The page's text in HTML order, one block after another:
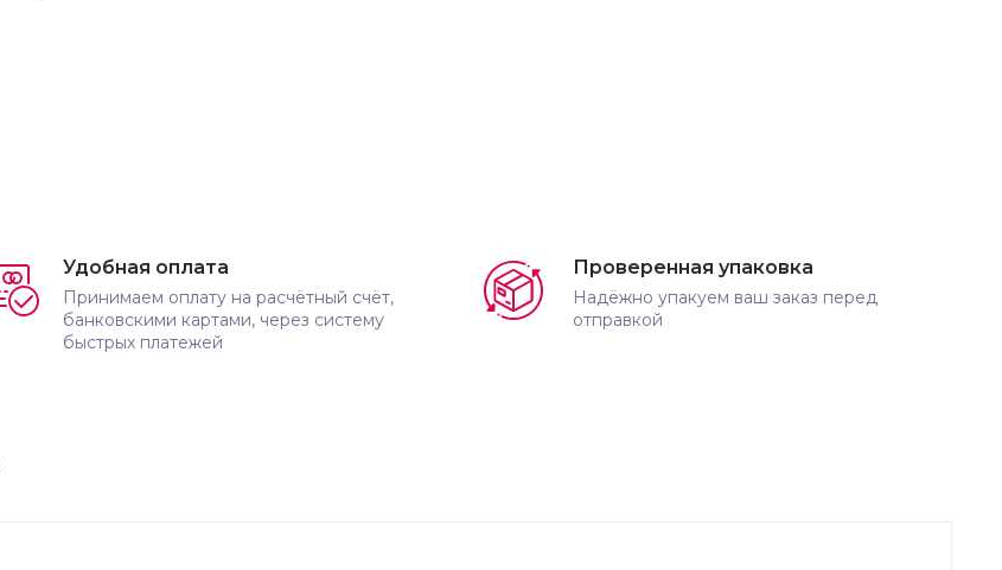
Удобная оплата
Принимаем оплату на расчётный счёт,
банковскими картами, через систему
быстрых платежей
Проверенная упаковка
Надёжно упакуем ваш заказ перед
отправкой